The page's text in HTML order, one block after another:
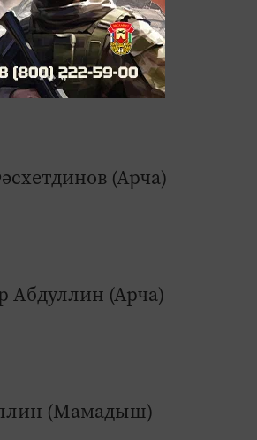
(Кукмара)
(Арча)
Абдуллин (Арча)
(Мамадыш)